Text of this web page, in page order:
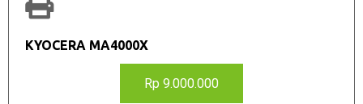
KYOCERA MA4000X
Rp 9.000.000